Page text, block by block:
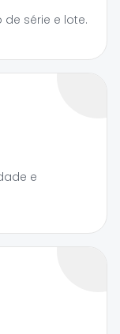
série e lote.
e